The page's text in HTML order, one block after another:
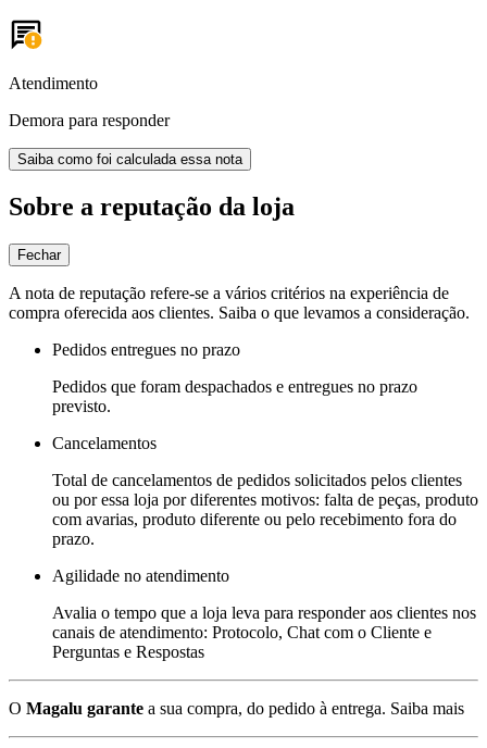
Atendimento
Demora para responder
Saiba como foi calculada essa nota
Sobre a reputação da loja
Fechar
A nota de reputação refere-se a vários critérios na experiência de
compra oferecida aos clientes. Saiba o que levamos a consideração.
Pedidos entregues no prazo
Pedidos que foram despachados e entregues no prazo
previsto.
Cancelamentos
Total de cancelamentos de pedidos solicitados pelos clientes
ou por essa loja por diferentes motivos: falta de peças, produto
com avarias, produto diferente ou pelo recebimento fora do
prazo.
Agilidade no atendimento
Avalia o tempo que a loja leva para responder aos clientes nos
canais de atendimento: Protocolo, Chat com o Cliente e
Perguntas e Respostas
O Magalu garante a sua compra, do pedido à entrega. Saiba mais